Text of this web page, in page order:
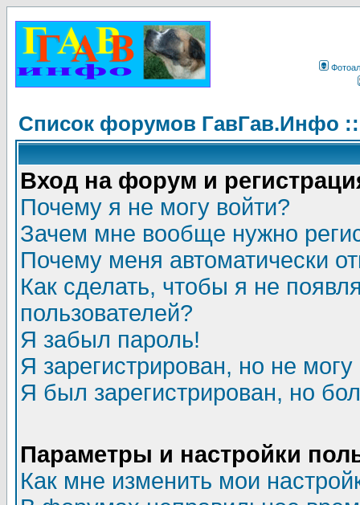
Список форумов ГавГав.Инфо
Вход на форум и
Почему я не могу войти?
Зачем мне вообще нужно
Почему меня автоматически
Как сделать, чтобы я не
пользователей?
Я забыл пароль!
Я зарегистрирован, но не могу
Я был зарегистрирован, но
Параметры и настройки
Как мне изменить мои